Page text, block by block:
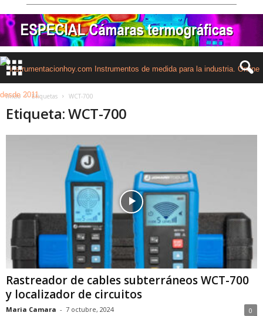
Inicio Etiquetas WCT-700
Etiqueta: WCT-700
Rastreador de cables subterráneos WCT-700
y localizador de circuitos
Maria Camara - 7 octubre, 2024 0